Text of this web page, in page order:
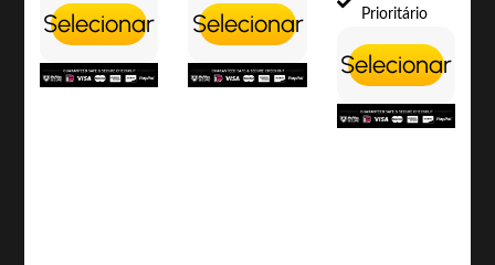
Selecionar Selecionar
Prioritário
Selecionar